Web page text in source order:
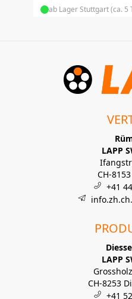
ab Lager Stuttgart (ca. 5
LAPP
CH-
+41
LAPP
CH-8253
+41